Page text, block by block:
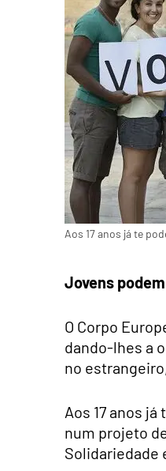
Aos 17 anos já te
Jovens
O Corpo
dando-lhes a
no
Aos 17 anos
num projeto
Solidariedade